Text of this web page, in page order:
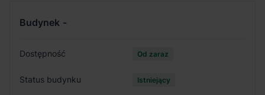
Budynek -
Dostępność Od zaraz
Status budynku Istniejący